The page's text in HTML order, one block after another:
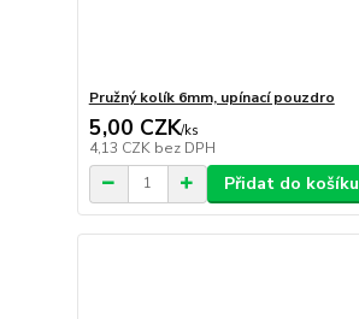
Pružný kolík 6mm, upínací pouzdro
5,00 CZK/ks
4,13 CZK bez DPH
Přidat do košíku